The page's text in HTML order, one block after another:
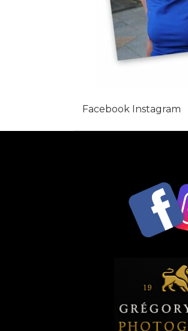
Facebook Instagram